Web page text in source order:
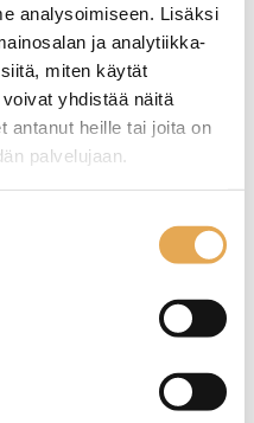
analysoimiseen. Lisäksi
ja analytiikka-
miten käytät
yhdistää näitä
antanut heille tai joita on
palvelujaan.
sopivasti
›